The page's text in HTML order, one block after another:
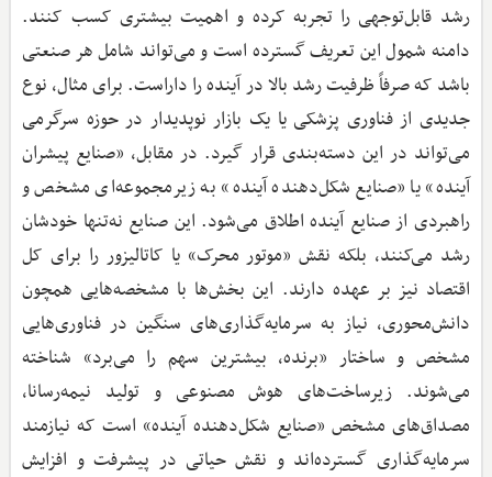
رشد قابل‌توجهی را تجربه کرده و اهمیت بیشتری کسب کنند.
دامنه شمول این تعریف گسترده است و می‌تواند شامل هر صنعتی
باشد که صرفاً ظرفیت رشد بالا در آینده را داراست. برای مثال، نوع
جدیدی از فناوری پزشکی یا یک بازار نوپدیدار در حوزه سرگرمی
می‌تواند در این دسته‌بندی قرار گیرد. در مقابل، «صنایع پیشران
آینده» یا «صنایع شکل‌دهنده آینده» به زیرمجموعه‌ای مشخص و
راهبردی از صنایع آینده اطلاق می‌شود. این صنایع نه‌تنها خودشان
رشد می‌کنند، بلکه نقش «موتور محرک» یا کاتالیزور را برای کل
اقتصاد نیز بر عهده دارند. این بخش‌ها با مشخصه‌هایی همچون
دانش‌محوری، نیاز به سرمایه‌گذاری‌های سنگین در فناوری‌هایی
مشخص و ساختار «برنده، بیشترین سهم را می‌برد» شناخته
می‌شوند. زیرساخت‌های هوش مصنوعی و تولید نیمه‌رسانا،
مصداق‌های مشخص «صنایع شکل‌دهنده آینده» است که نیازمند
سرمایه‌گذاری گسترده‌اند و نقش حیاتی در پیشرفت و افزایش